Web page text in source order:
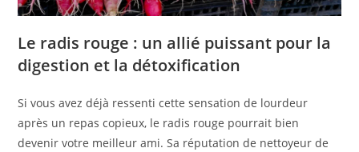
Le radis rouge : un allié puissant pour la
digestion et la détoxification
Si vous avez déjà ressenti cette sensation de lourdeur
après un repas copieux, le radis rouge pourrait bien
devenir votre meilleur ami. Sa réputation de nettoyeur de